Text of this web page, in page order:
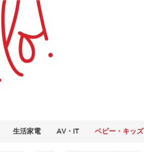
生活家電 AV・IT ベビー・キッズ